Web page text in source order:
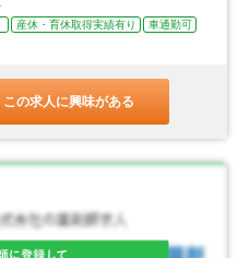
産休・育休取得実績有り
車通勤可
この求人に興味がある